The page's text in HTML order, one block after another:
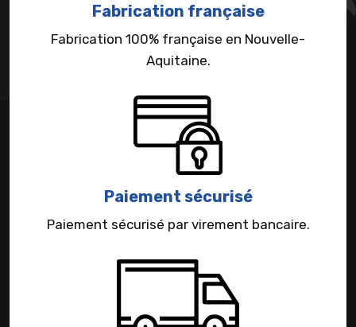
Fabrication française
Fabrication 100% française en Nouvelle-
Aquitaine.
Paiement sécurisé
Paiement sécurisé par virement bancaire.